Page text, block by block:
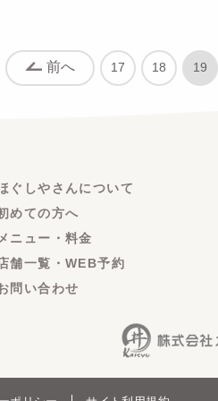
前へ 17 18 19
ぐしやさんについて
めての方へ
ニュー・料金
舗一覧・WEB予約
問い合わせ